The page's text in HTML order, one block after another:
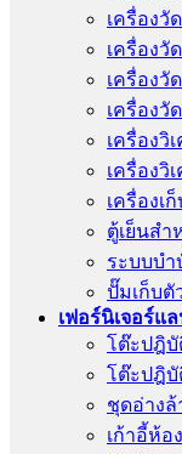
เครื่องวั
เครื่อง
เครื่องวั
เครื่อง
เครื่องวิ
เครื่องวิ
เครื่องเ
ตู้เย็นสำ
ระบบบำ
ปั๊มเก็บตั
เฟอร์นิเจอร์แ
โต๊ะปฎิบั
โต๊ะปฎิบั
ชุดอ่างล้
เก้าอี้ห้อ